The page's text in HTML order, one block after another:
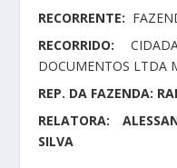
RECORRENTE:
RECORRIDO:
DOCUMENTOS LTDA
REP. DA FAZENDA:
RELATORA:
SILVA